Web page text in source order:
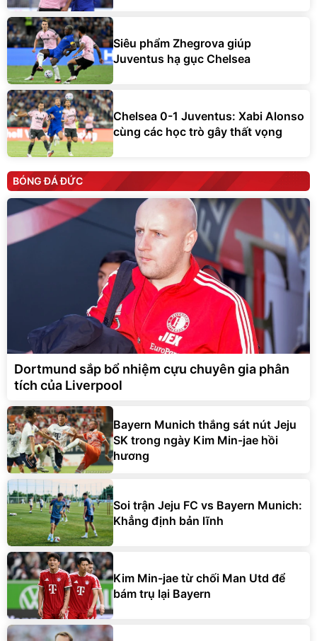
Siêu phẩm Zhegrova giúp
Juventus hạ gục Chelsea
Chelsea 0-1 Juventus: Xabi Alonso
cùng các học trò gây thất vọng
BÓNG ĐÁ ĐỨC
Dortmund sắp bổ nhiệm cựu chuyên gia phân
tích của Liverpool
Bayern Munich thắng sát nút Jeju
SK trong ngày Kim Min-jae hồi
hương
Soi trận Jeju FC vs Bayern Munich:
Khẳng định bản lĩnh
Kim Min-jae từ chối Man Utd để
bám trụ lại Bayern